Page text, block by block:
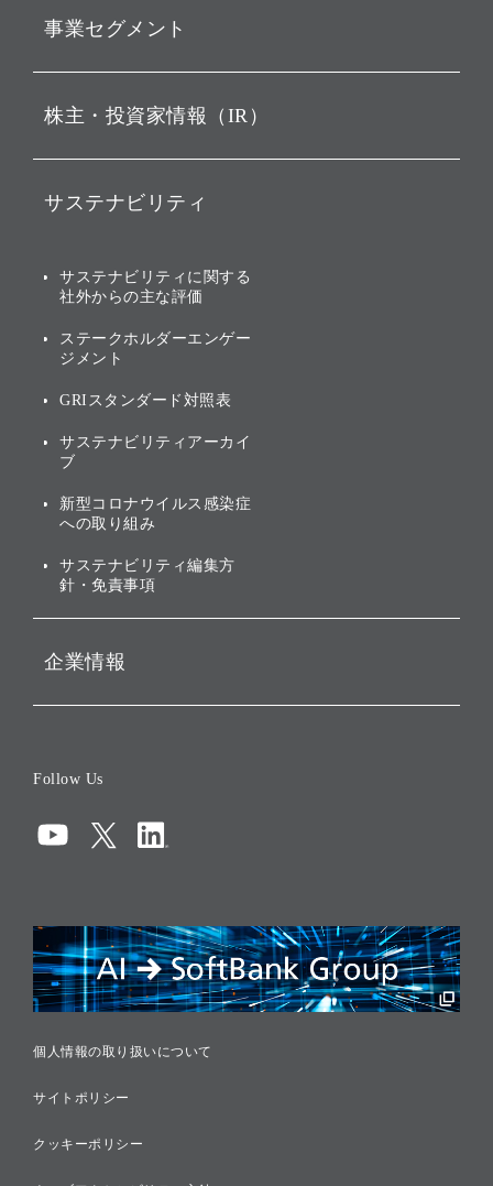
経営理念
ビジョン
戦略
バリュー
ソフトバンクグループの歩
[AI] What dreams are made
事業セグメント
ソフトバンク・ビジョン・
その他
グループ企業一覧
株主・投資家情報（IR）
IRカレンダー
業績・財務
アニュアルレポート
株主・投資家情報（IR）に
サステナビリティ
トップメッセージ
サステナビリティの考え方
ガバナンス
投資先のサステナビリティ
サステナビリティに関する
社外からの主な評価
ステークホルダーエンゲー
ジメント
GRIスタンダード対照表
サステナビリティアーカイ
ブ
新型コロナウイルス感染症
への取り組み
サステナビリティ編集方
針・免責事項
企業情報
コンプライアンス
リスクマネジメント
税務に対する取り組み
採用情報
Follow Us
個人情報の取り扱いについて
サイトポリシー
クッキーポリシー